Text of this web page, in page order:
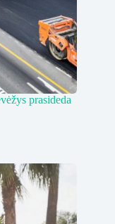
prasideda